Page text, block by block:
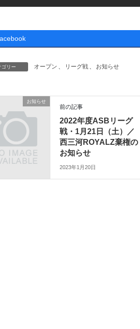
ゴリー オープン 、 リーグ戦 、 お知らせ
お知らせ
前の記事
2022年度ASBリーグ
戦・1月21日（土）／
西三河ROYALZ棄権の
お知らせ
2023年1月20日